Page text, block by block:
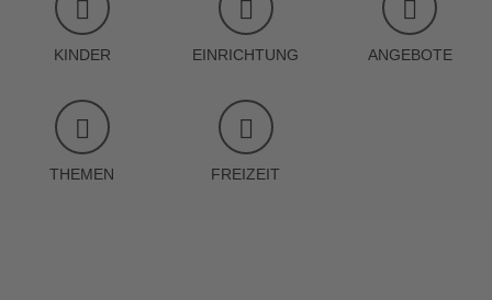
KINDER EINRICHTUNG ANGEBOTE
THEMEN FREIZEIT